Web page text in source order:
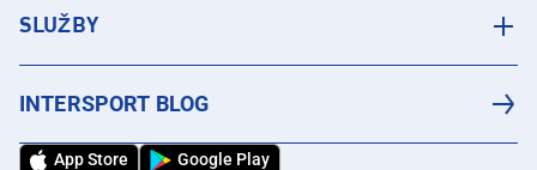
SLUŽBY
INTERSPORT BLOG
App Store Google Play